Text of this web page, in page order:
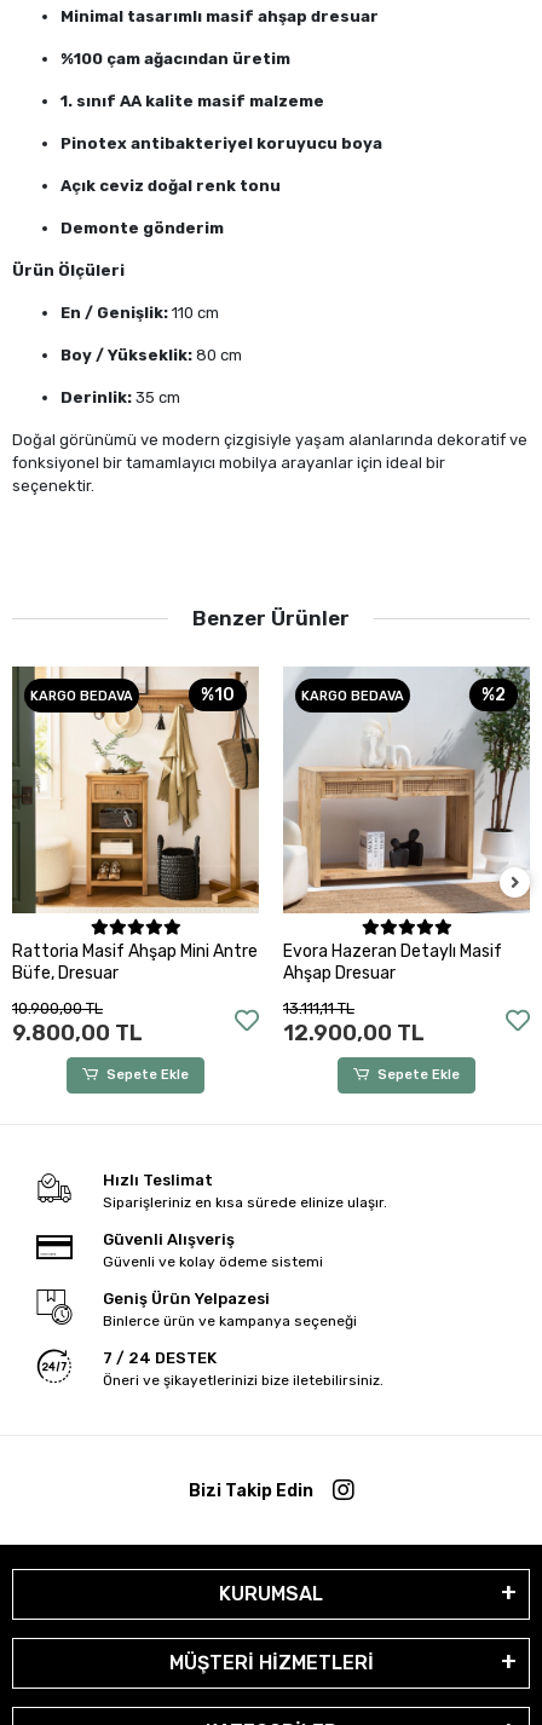
Minimal tasarımlı masif ahşap dresuar
%100 çam ağacından üretim
1. sınıf AA kalite masif malzeme
Pinotex antibakteriyel koruyucu boya
Açık ceviz doğal renk tonu
Demonte gönderim
Ürün Ölçüleri
En / Genişlik: 110 cm
Boy / Yükseklik: 80 cm
Derinlik: 35 cm
Doğal görünümü ve modern çizgisiyle yaşam alanlarında dekoratif ve
fonksiyonel bir tamamlayıcı mobilya arayanlar için ideal bir
seçenektir.
Benzer Ürünler
KARGO BEDAVA %10
Sepete Ekle
Rattoria Masif Ahşap Mini Antre
Büfe, Dresuar
10.900,00 TL
9.800,00 TL
Sepete Ekle
KARGO BEDAVA %2
Sepete Ekle
Evora Hazeran Detaylı Masif
Ahşap Dresuar
13.111,11 TL
12.900,00 TL
Sepete Ekle
Hızlı Teslimat
Siparişleriniz en kısa sürede elinize ulaşır.
Güvenli Alışveriş
Güvenli ve kolay ödeme sistemi
Geniş Ürün Yelpazesi
Binlerce ürün ve kampanya seçeneği
7 / 24 DESTEK
Öneri ve şikayetlerinizi bize iletebilirsiniz.
Bizi Takip Edin
KURUMSAL
MÜŞTERİ HİZMETLERİ